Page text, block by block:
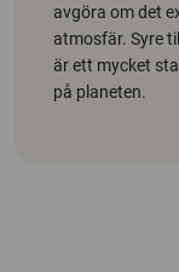
avgöra om det
atmosfär. Syre
är ett mycket
på planeten.